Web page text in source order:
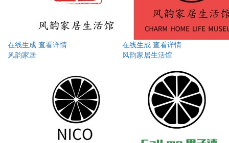
在线生成 查看详情
风韵家居
在线生成 查看详情
风韵家居生活馆